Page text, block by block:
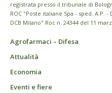
registrata presso il tribunale di
ROC "Poste italiane Spa - sped. A.P. -
DCB Milano" Roc n. 24344 del 11
Agrofarmaci – Difesa
Attualità
Economia
Eventi e fiere